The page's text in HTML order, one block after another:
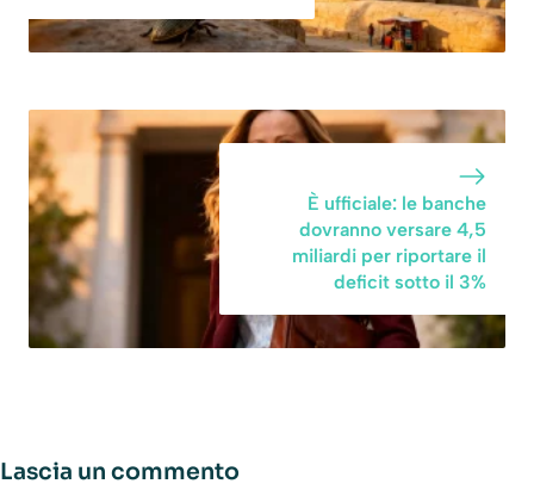
È ufficiale: le banche
dovranno versare 4,5
miliardi per riportare il
deficit sotto il 3%
Lascia un commento